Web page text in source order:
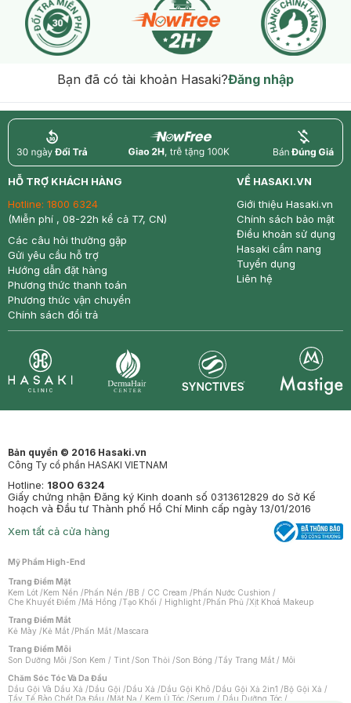
Bạn đã có tài khoản Hasaki?Đăng nhập
return nowfree price
HỖ TRỢ KHÁCH HÀNG
Hotline: 1800 6324
(Miễn phí , 08-22h kể cả T7, CN)
Các câu hỏi thường gặp
Gửi yêu cầu hỗ trợ
Hướng dẫn đặt hàng
Phương thức thanh toán
Phương thức vận chuyển
Chính sách đổi trả
VỀ HASAKI.VN
Giới thiệu Hasaki.vn
Chính sách bảo mật
Điều khoản sử dụng
Hasaki cẩm nang
Tuyển dụng
Liên hệ
Bản quyền © 2016 Hasaki.vn
Công Ty cổ phần HASAKI VIETNAM
Hotline: 1800 6324
Giấy chứng nhận Đăng ký Kinh doanh số 0313612829 do Sở Kế
hoạch và Đầu tư Thành phố Hồ Chí Minh cấp ngày 13/01/2016
Xem tất cả cửa hàng
Mỹ Phẩm High-End
Trang Điểm Mặt
Kem Lót /Kem Nền /Phấn Nền /BB / CC Cream /Phấn Nước Cushion /
Che Khuyết Điểm /Má Hồng /Tạo Khối / Highlight /Phấn Phủ /Xịt Khoá Makeup
Trang Điểm Mắt
Kẻ Mày /Kẻ Mắt /Phấn Mắt /Mascara
Trang Điểm Môi
Son Dưỡng Môi /Son Kem / Tint /Son Thỏi /Son Bóng /Tẩy Trang Mắt / Môi
Chăm Sóc Tóc Và Da Đầu
Dầu Gội Và Dầu Xả /Dầu Gội /Dầu Xả /Dầu Gội Khô /Dầu Gội Xả 2in1 /Bộ Gội Xả /
Tẩy Tế Bào Chết Da Đầu /Mặt Nạ / Kem Ủ Tóc /Serum / Dầu Dưỡng Tóc /